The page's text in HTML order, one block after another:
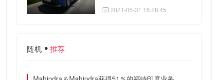
2021-05-31 16:28:45
随机 推荐